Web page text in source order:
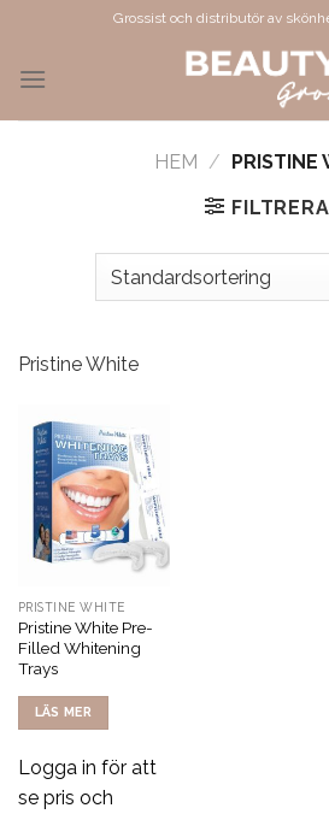
content
Grossist och distributör av
HEM / PRISTINE
FILTRERA
Pristine White
PRISTINE WHITE
Pristine White Pre-
Filled Whitening
Trays
LÄS MER
Logga in för att
se pris och